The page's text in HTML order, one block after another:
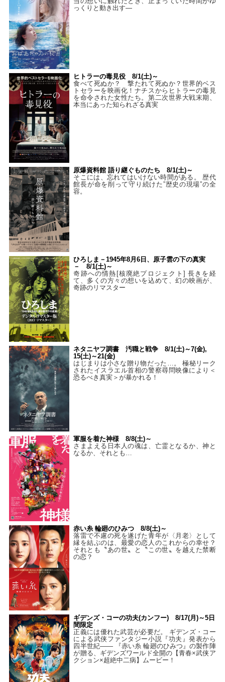
っくりと動き出す―
ヒトラーの毒見役 8/1(土)～
食べて死ぬか？ 撃たれて死ぬか？世界的ベス
トセラーを映画化！ナチスからヒトラーの毒見
を命令された女性たち。第二次世界大戦末期、
本当にあった知られざる真実
原爆資料館 語り継ぐものたち 8/1(土)～
そこには、忘れてはいけない時間がある。 歴代
館長が命を削って守り続けた”歴史の現場”の全
容。
ひろしま－1945年8月6日、原子雲の下の真実
－ 8/1(土)～
奇跡への情熱[核廃絶プロジェクト] 長きを経
て、多くの方々の想いを込めて、幻の映画が、
奇跡のリマスター
ネタニヤフ調書 汚職と戦争 8/1(土)～7(金),
15(土)～21(金)
はじまりは小さな贈り物だった…。 極秘リーク
されたイスラエル首相の警察尋問映像により＜
恐るべき真実＞が暴かれる！
軍服を着た神様 8/8(土)～
さまよえる日本人の魂は、亡霊となるか、神と
なるか、それとも…
赤い糸 輪廻のひみつ 8/8(土)～
落雷で不慮の死を遂げた青年が〈月老〉として
縁を結ぶのは、最愛の恋人のこれからの幸せ？
それとも〝あの世〟と〝この世〟を越えた禁断
の恋？
ギデンズ・コーの功夫(カンフー) 8/17(月)～5日
間限定
正義には優れた武芸が必要だ。 ギデンズ・コー
による武侠ファンタジー小説『功夫』発表から
四半世紀―― 『赤い糸 輪廻のひみつ』の製作陣
が贈る、ギデンズワールド全開の【青春×武侠ア
クション×超絶中二病】ムービー！